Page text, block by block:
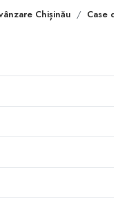
Chișinău Case de